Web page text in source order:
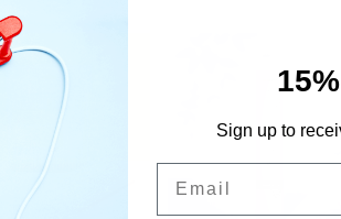
Sign up to